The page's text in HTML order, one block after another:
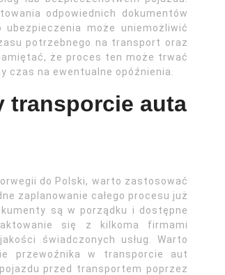
odpowiednich dokumentów
może uniemożliwić
potrzebnego na transport oraz
że proces ten może trwać
czas na ewentualne opóźnienia.
transporcie auta
do Polski, warto zastosować
zaplanowanie całego procesu już
są w porządku i dostępne
się z kilkoma firmami
świadczonych usług. Warto
przewoźnika w transporcie aut
przed transportem poprzez